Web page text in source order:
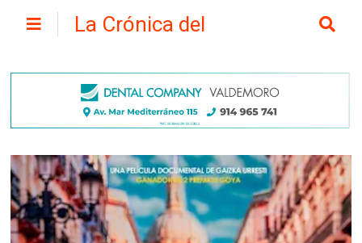
La Crónica del